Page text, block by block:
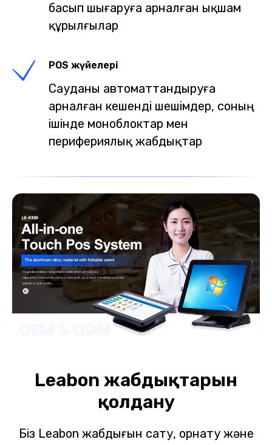
басып шығаруға арналған ықшам
құрылғылар
POS жүйелері
Сауданы автоматтандыруға
арналған кешенді шешімдер, соның
ішінде моноблоктар мен
перифериялық жабдықтар
Leabon жабдықтарын
қолдану
Біз Leabon жабдығын сату, орнату және